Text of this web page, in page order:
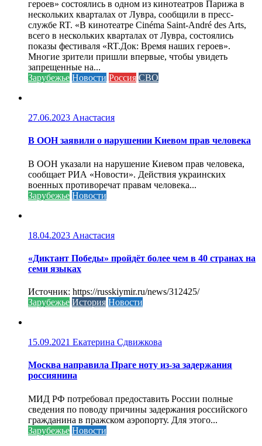
героев» состоялись в одном из кинотеатров Парижа в
нескольких кварталах от Лувра, сообщили в пресс-
службе RT. «В кинотеатре Cinéma Saint-André des Arts,
всего в нескольких кварталах от Лувра, состоялись
показы фестиваля «RT.Док: Время наших героев».
Многие зрители пришли впервые, чтобы увидеть
запрещенные на...
Зарубежье Новости Россия СВО
27.06.2023 Анастасия
В ООН заявили о нарушении Киевом прав человека
В ООН указали на нарушение Киевом прав человека,
сообщает РИА «Новости». Действия украинских
военных противоречат правам человека...
Зарубежье Новости
18.04.2023 Анастасия
«Диктант Победы» пройдёт более чем в 40 странах на
семи языках
Источник: https://russkiymir.ru/news/312425/
Зарубежье История Новости
15.09.2021 Екатерина Сдвижкова
Москва направила Праге ноту из-за задержания
россиянина
МИД РФ потребовал предоставить России полные
сведения по поводу причины задержания российского
гражданина в пражском аэропорту. Для этого...
Зарубежье Новости